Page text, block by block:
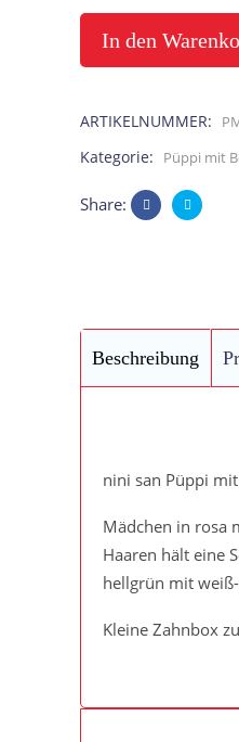
Box
mit
In den
ARTIKELNUMMER:
Kategorie: Püppi mit
Share:
Beschreibung
nini san Püppi mit
Mädchen in rosa
Haaren hält eine
hellgrün mit
Kleine Zahnbox